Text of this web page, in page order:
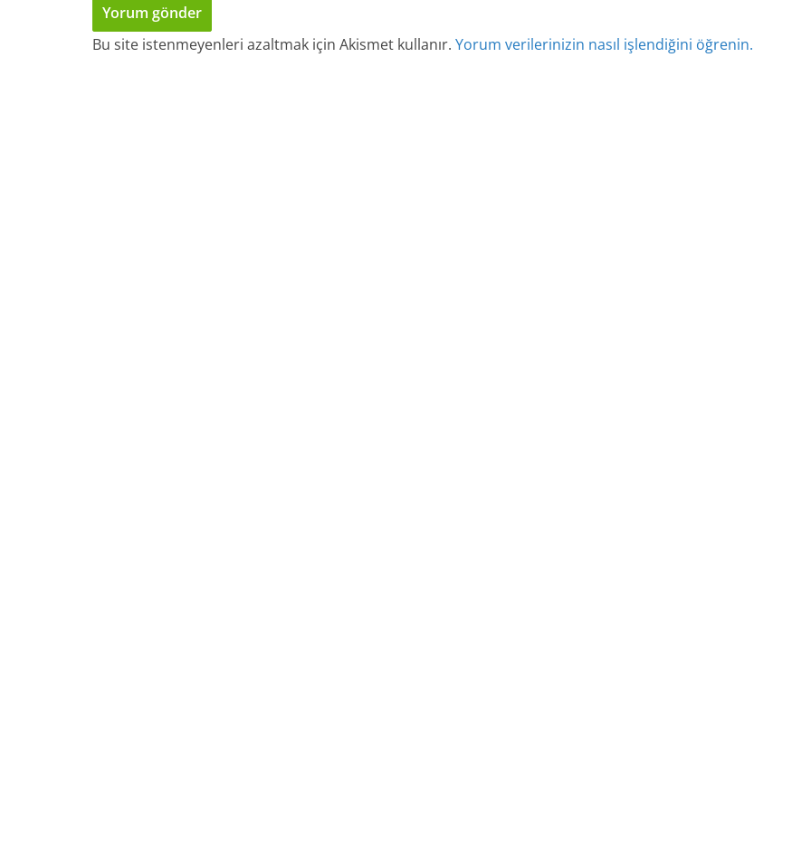
Bu site istenmeyenleri azaltmak için Akismet kullanır. Yorum verilerinizin nasıl işlendiğini öğrenin.